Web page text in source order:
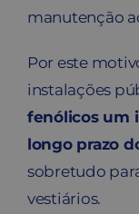
manutenção
Por este
instalações
fenólicos um
longo prazo
sobretudo
vestiários.